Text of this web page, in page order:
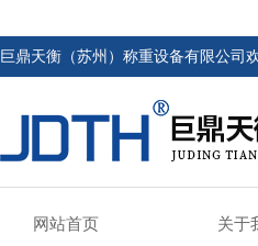
巨鼎天衡（苏州）称重设备有限公司
网站首页 关于